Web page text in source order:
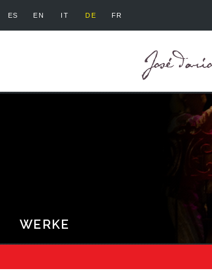
ES EN IT DE FR
WERKE